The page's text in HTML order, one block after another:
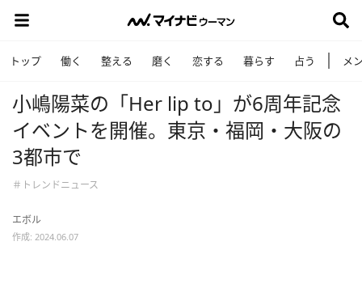
トップ 働く 整える 磨く 恋する 暮らす 占う メ
小嶋陽菜の「Her lip to」が6周年記念
イベントを開催。東京・福岡・大阪の
3都市で
＃トレンドニュース
エボル
作成: 2024.06.07